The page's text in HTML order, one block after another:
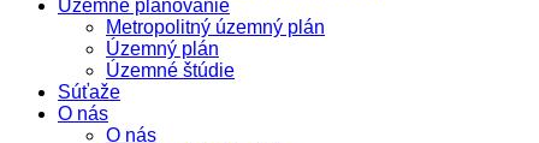
Územné plánovanie
Metropolitný územný plán
Územný plán
Územné štúdie
Súťaže
O nás
O nás